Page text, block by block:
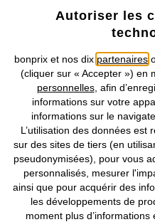
Nos Moyens de Paiement
Nos Collections
Notre Entreprise
Autoriser les
bonprix et nos dix partenaires
(cliquer sur « Accepter ») en
personnelles, afin
informations sur votre
informations sur le
L’utilisation des données est
sur des sites de tiers (en
pseudonymisées), pour vous
personnalisés, mesurer
ainsi que pour acquérir des
les développements de
moment plus